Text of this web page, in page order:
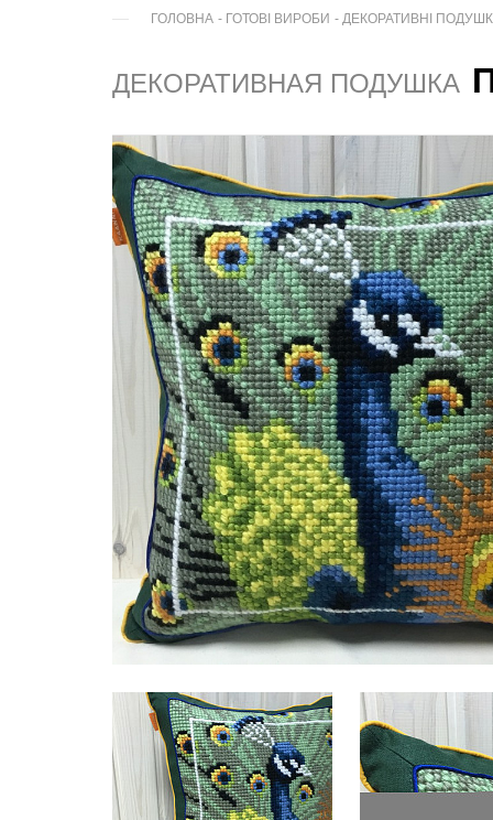
ГОЛОВНА - ГОТОВІ ВИРОБИ - ДЕКОРАТИВНІ
ДЕКОРАТИВНАЯ ПОДУШКА